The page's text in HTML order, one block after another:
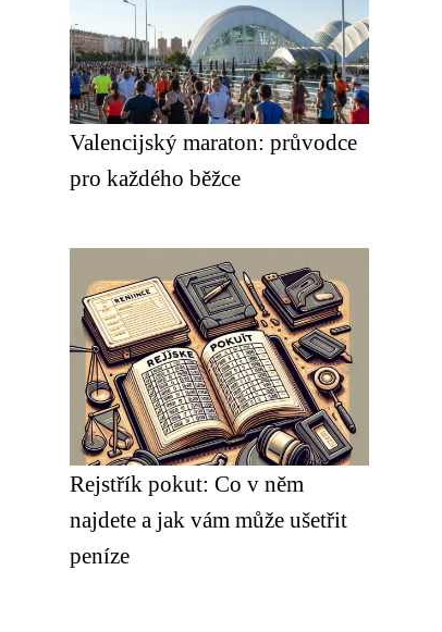
Valencijský maraton: průvodce
pro každého běžce
Rejstřík pokut: Co v něm
najdete a jak vám může ušetřit
peníze